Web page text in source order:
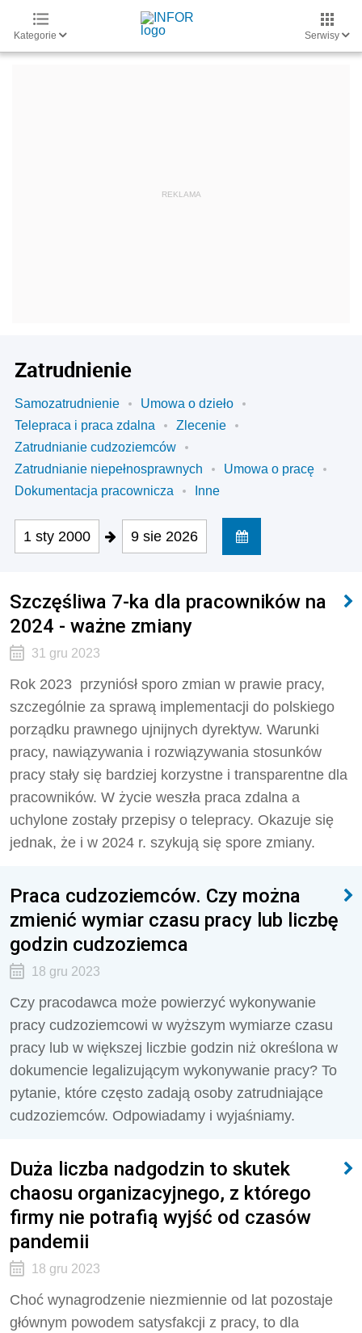
Kategorie Serwisy
Zatrudnienie
Samozatrudnienie
Umowa o dzieło
Telepraca i praca zdalna
Zlecenie
Zatrudnianie cudzoziemców
Zatrudnianie niepełnosprawnych
Umowa o pracę
Dokumentacja pracownicza
Inne
1 sty 2000 9 sie 2026
Szczęśliwa 7-ka dla pracowników na
2024 - ważne zmiany
31 gru 2023
Rok 2023 przyniósł sporo zmian w prawie pracy,
szczególnie za sprawą implementacji do polskiego
porządku prawnego ujnijnych dyrektyw. Warunki
pracy, nawiązywania i rozwiązywania stosunków
pracy stały się bardziej korzystne i transparentne dla
pracowników. W życie weszła praca zdalna a
uchylone zostały przepisy o telepracy. Okazuje się
jednak, że i w 2024 r. szykują się spore zmiany.
Praca cudzoziemców. Czy można
zmienić wymiar czasu pracy lub liczbę
godzin cudzoziemca
18 gru 2023
Czy pracodawca może powierzyć wykonywanie
pracy cudzoziemcowi w wyższym wymiarze czasu
pracy lub w większej liczbie godzin niż określona w
dokumencie legalizującym wykonywanie pracy? To
pytanie, które często zadają osoby zatrudniające
cudzoziemców. Odpowiadamy i wyjaśniamy.
Duża liczba nadgodzin to skutek
chaosu organizacyjnego, z którego
firmy nie potrafią wyjść od czasów
pandemii
18 gru 2023
Choć wynagrodzenie niezmiennie od lat pozostaje
głównym powodem satysfakcji z pracy, to dla